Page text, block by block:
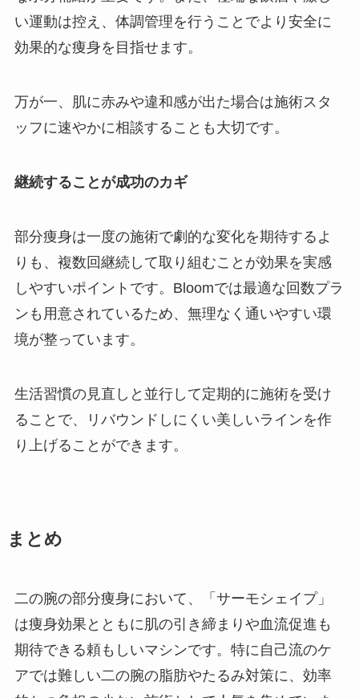
い運動は控え、体調管理を行うことでより安全に
効果的な痩身を目指せます。
万が一、肌に赤みや違和感が出た場合は施術スタ
ッフに速やかに相談することも大切です。
継続することが成功のカギ
部分痩身は一度の施術で劇的な変化を期待するよ
りも、複数回継続して取り組むことが効果を実感
しやすいポイントです。Bloomでは最適な回数プラ
ンも用意されているため、無理なく通いやすい環
境が整っています。
生活習慣の見直しと並行して定期的に施術を受け
ることで、リバウンドしにくい美しいラインを作
り上げることができます。
まとめ
二の腕の部分痩身において、「サーモシェイプ」
は痩身効果とともに肌の引き締まりや血流促進も
期待できる頼もしいマシンです。特に自己流のケ
アでは難しい二の腕の脂肪やたるみ対策に、効率